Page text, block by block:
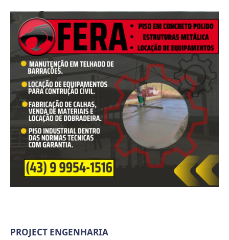
PROJECT ENGENHARIA